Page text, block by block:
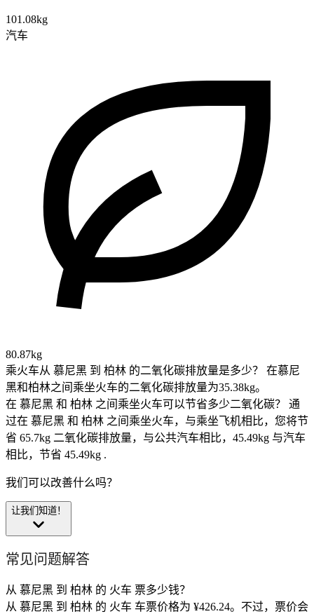
101.08kg
汽车
80.87kg
乘火车从 慕尼黑 到 柏林 的二氧化碳排放量是多少？
在慕尼
黑和柏林之间乘坐火车的二氧化碳排放量为35.38kg。
在 慕尼黑 和 柏林 之间乘坐火车可以节省多少二氧化碳？
通
过在 慕尼黑 和 柏林 之间乘坐火车，与乘坐飞机相比，您将节
省 65.7kg 二氧化碳排放量，与公共汽车相比，45.49kg 与汽车
相比，节省 45.49kg .
我们可以改善什么吗？
让我们知道！
常见问题解答
从 慕尼黑 到 柏林 的 火车 票多少钱？
从 慕尼黑 到 柏林 的 火车 车票价格为 ¥426.24。不过，票价会